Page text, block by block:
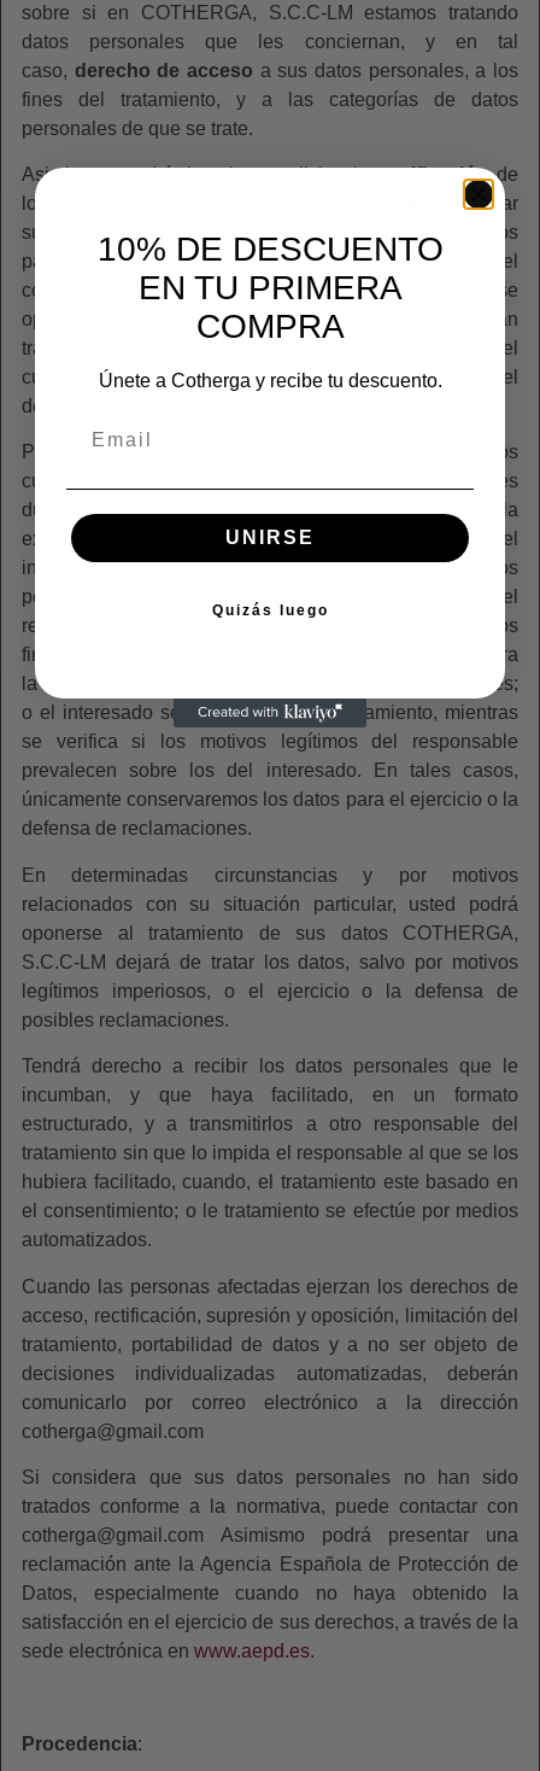
sobre si en COTHERGA, S.C.C-LM estamos tratando
datos personales que les conciernan, y en tal
caso, derecho de acceso a sus datos personales, a los
fines del tratamiento, y a las categorías de datos
personales de que se trate.
Asimismo, tendrá derecho a solicitar larectificaciónde
los datos inexactos o, en su caso, solicitar
su
cuando, los datos ya no sean necesarios
para los fines que fueron recogidos; se haya retirado el
consentimiento en el que se basa el tratamiento o se
oponga al tratamiento; los datos personales se hayan
tratado de manera ilícita; o deban suprimirse para el
cumplimiento de una obligación legal establecida en el
derecho de la Unión o de los Estados miembros.
Podrá solicitar la
del tratamiento de sus datos
cuando, impugne la exactitud de los datos personales
durante el plazo que permita al responsable verificar la
exactitud de los mismos; el tratamiento sea ilícito y el
interesado se oponga a la supresión de los datos
personales y solicite en su lugar la limitación de su uso; el
responsable ya no necesite los datos personales para los
fines del tratamiento, pero el interesado los necesite para
la formulación, el ejercicio o la defensa de reclamaciones;
o el interesado se haya opuesto al tratamiento, mientras
se verifica si los motivos legítimos del responsable
prevalecen sobre los del interesado. En tales casos,
únicamente conservaremos los datos para el ejercicio o la
defensa de reclamaciones.
En determinadas circunstancias y por motivos
relacionados con su situación particular, usted podrá
oponerse al tratamiento de sus datos COTHERGA,
S.C.C-LM dejará de tratar los datos, salvo por motivos
legítimos imperiosos, o el ejercicio o la defensa de
posibles reclamaciones.
Tendrá derecho a recibir los datos personales que le
incumban, y que haya facilitado, en un formato
estructurado, y a transmitirlos a otro responsable del
tratamiento sin que lo impida el responsable al que se los
hubiera facilitado, cuando, el tratamiento este basado en
el consentimiento; o le tratamiento se efectúe por medios
automatizados.
Cuando las personas afectadas ejerzan los derechos de
acceso, rectificación, supresión y oposición, limitación del
tratamiento, portabilidad de datos y a no ser objeto de
decisiones individualizadas automatizadas, deberán
comunicarlo por correo electrónico a la dirección
cotherga@gmail.com
Si considera que sus datos personales no han sido
tratados conforme a la normativa, puede contactar con
cotherga@gmail.com Asimismo podrá presentar una
reclamación ante la Agencia Española de Protección de
Datos, especialmente cuando no haya obtenido la
satisfacción en el ejercicio de sus derechos, a través de la
sede electrónica en www.aepd.es.
Procedencia:
10% DE DESCUENTO
EN TU PRIMERA
COMPRA
Únete a Cotherga y recibe tu descuento.
UNIRSE
Quizás luego